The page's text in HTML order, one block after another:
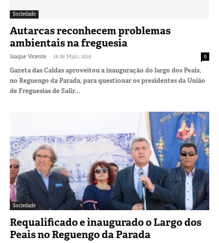
Sociedade
Autarcas reconhecem problemas
ambientais na freguesia
Isaque Vicente - 18 de Maio, 2018 0
Gazeta das Caldas aproveitou a inauguração do largo dos Peais,
no Reguengo da Parada, para questionar os presidentes da União
de Freguesias de Salir...
Sociedade
Requalificado e inaugurado o Largo dos
Peais no Reguengo da Parada